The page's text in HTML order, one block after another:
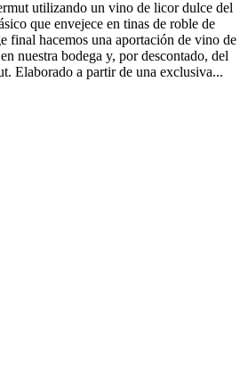
utilizando un vino de licor dulce del
que envejece en tinas de roble de
final hacemos una aportación de vino de
nuestra bodega y, por descontado, del
Elaborado a partir de una exclusiva...